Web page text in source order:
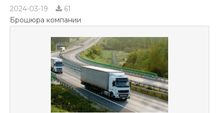
2024-03-19
61
Брошюра компании